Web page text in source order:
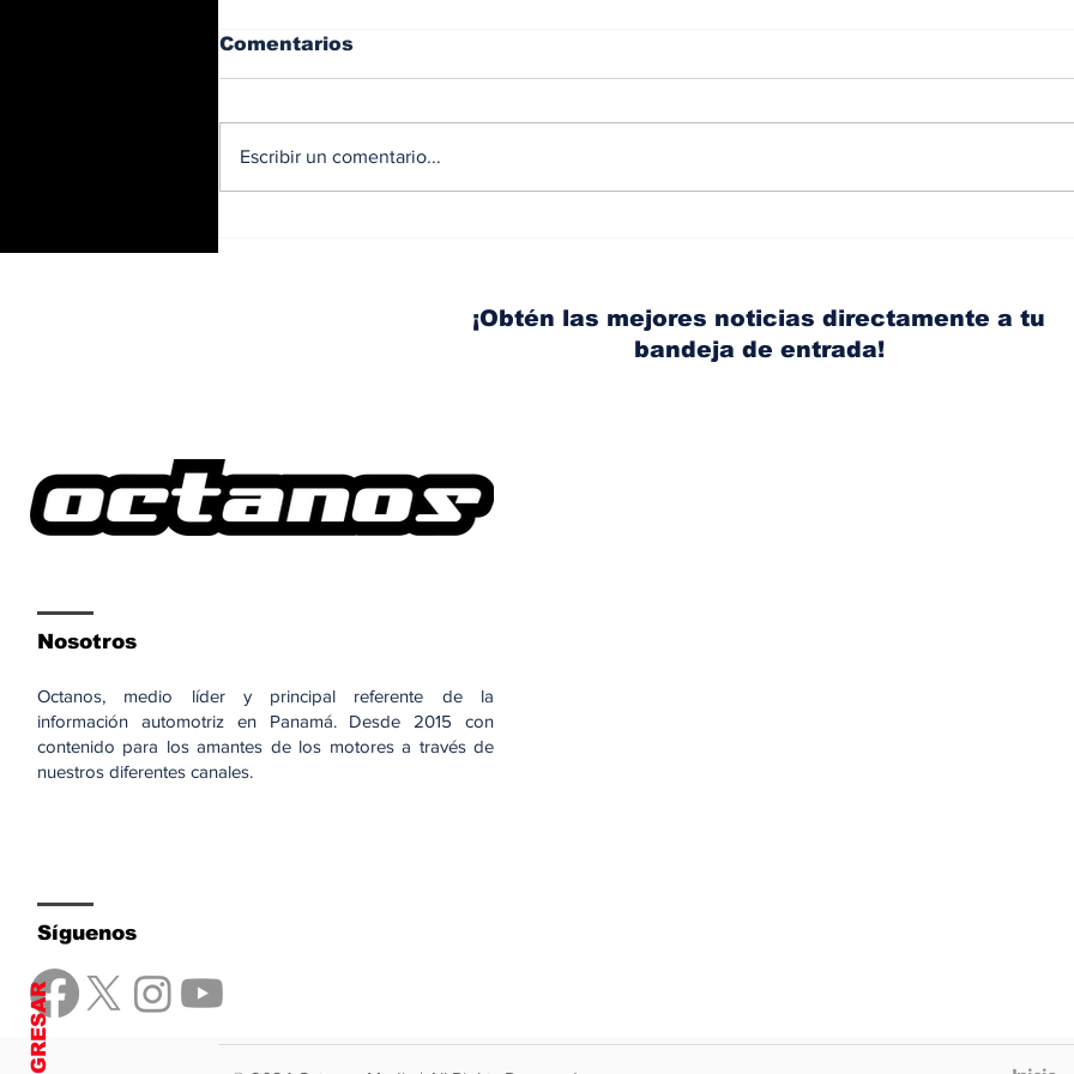
Comentarios
Escribir un comentario...
REGRESAR
¡Obtén las mejores noticias directamente a tu
bandeja de entrada!
Nosotros
Octanos, medio líder y principal referente de la
información automotriz en Panamá. Desde 2015 con
contenido para los amantes de los motores a través de
nuestros diferentes canales.
Síguenos